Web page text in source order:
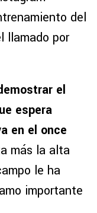
y ya
, quien
por
el
espera
en el once
más la alta